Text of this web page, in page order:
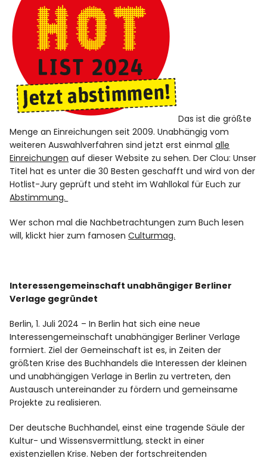
Das ist die größte
Menge an Einreichungen seit 2009. Unabhängig vom
weiteren Auswahlverfahren sind jetzt erst einmalalle
Einreichungen auf dieser Website zu sehen. Der Clou: Unser
Titel hat es unter die 30 Besten geschafft und wird von der
Hotlist-Jury geprüft und steht im Wahllokal für Euch zur
Abstimmung.
Wer schon mal die Nachbetrachtungen zum Buch lesen
will, klickt hier zum famosenCulturmag.
Interessengemeinschaft unabhängiger Berliner
Verlage gegründet
Berlin, 1. Juli 2024 – In Berlin hat sich eine neue
Interessengemeinschaft unabhängiger Berliner Verlage
formiert. Ziel der Gemeinschaft ist es, in Zeiten der
größten Krise des Buchhandels die Interessen der kleinen
und unabhängigen Verlage in Berlin zu vertreten, den
Austausch untereinander zu fördern und gemeinsame
Projekte zu realisieren.
Der deutsche Buchhandel, einst eine tragende Säule der
Kultur- und Wissensvermittlung, steckt in einer
existenziellen Krise. Neben der fortschreitenden